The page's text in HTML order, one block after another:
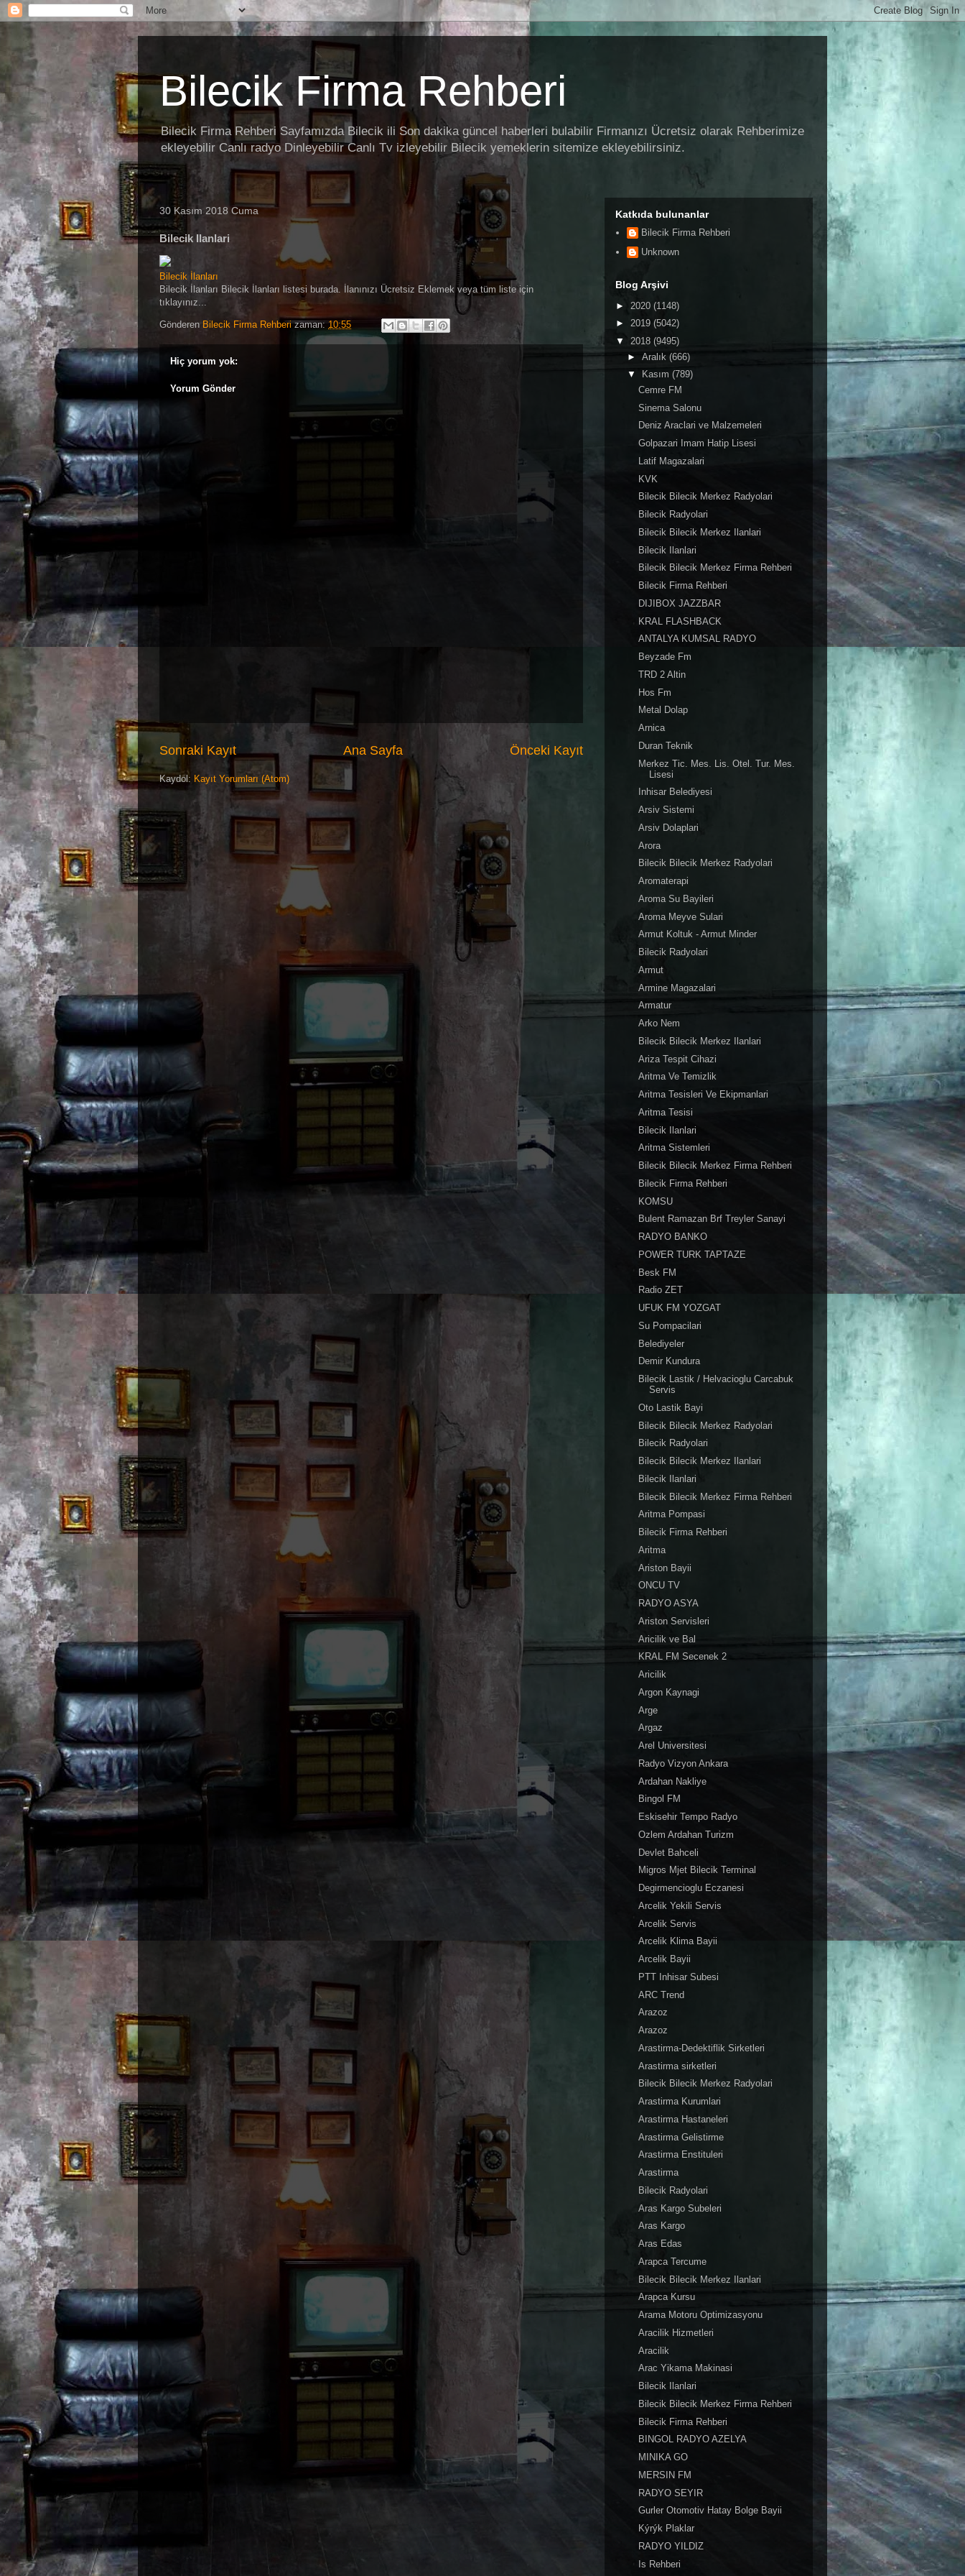
Bilecik Firma Rehberi
Bilecik Firma Rehberi Sayfamızda Bilecik ili Son dakika güncel haberleri bulabilir Firmanızı Ücretsiz olarak Rehberimize
ekleyebilir Canlı radyo Dinleyebilir Canlı Tv izleyebilir Bilecik yemeklerin sitemize ekleyebilirsiniz.
30 Kasım 2018 Cuma
Bilecik Ilanlari
Bilecik İlanları
Bilecik İlanları Bilecik İlanları listesi burada. İlanınızı Ücretsiz Eklemek veya tüm liste için
tıklayınız...
Gönderen Bilecik Firma Rehberi zaman:10:55
Hiç yorum yok:
Yorum Gönder
Sonraki Kayıt Önceki Kayıt
Ana Sayfa
Kaydol: Kayıt Yorumları (Atom)
Katkıda bulunanlar
Bilecik Firma Rehberi
Unknown
Blog Arşivi
► 2020 (1148)
► 2019 (5042)
▼ 2018 (9495)
► Aralık (666)
▼
Kasım (789)
Cemre FM
Sinema Salonu
Deniz Araclari ve Malzemeleri
Golpazari Imam Hatip Lisesi
Latif Magazalari
KVK
Bilecik Bilecik Merkez Radyolari
Bilecik Radyolari
Bilecik Bilecik Merkez Ilanlari
Bilecik Ilanlari
Bilecik Bilecik Merkez Firma Rehberi
Bilecik Firma Rehberi
DIJIBOX JAZZBAR
KRAL FLASHBACK
ANTALYA KUMSAL RADYO
Beyzade Fm
TRD 2 Altin
Hos Fm
Metal Dolap
Arnica
Duran Teknik
Merkez Tic. Mes. Lis. Otel. Tur. Mes.
Lisesi
Inhisar Belediyesi
Arsiv Sistemi
Arsiv Dolaplari
Arora
Bilecik Bilecik Merkez Radyolari
Aromaterapi
Aroma Su Bayileri
Aroma Meyve Sulari
Armut Koltuk - Armut Minder
Bilecik Radyolari
Armut
Armine Magazalari
Armatur
Arko Nem
Bilecik Bilecik Merkez Ilanlari
Ariza Tespit Cihazi
Aritma Ve Temizlik
Aritma Tesisleri Ve Ekipmanlari
Aritma Tesisi
Bilecik Ilanlari
Aritma Sistemleri
Bilecik Bilecik Merkez Firma Rehberi
Bilecik Firma Rehberi
KOMSU
Bulent Ramazan Brf Treyler Sanayi
RADYO BANKO
POWER TURK TAPTAZE
Besk FM
Radio ZET
UFUK FM YOZGAT
Su Pompacilari
Belediyeler
Demir Kundura
Bilecik Lastik / Helvacioglu Carcabuk
Servis
Oto Lastik Bayi
Bilecik Bilecik Merkez Radyolari
Bilecik Radyolari
Bilecik Bilecik Merkez Ilanlari
Bilecik Ilanlari
Bilecik Bilecik Merkez Firma Rehberi
Aritma Pompasi
Bilecik Firma Rehberi
Aritma
Ariston Bayii
ONCU TV
RADYO ASYA
Ariston Servisleri
Aricilik ve Bal
KRAL FM Secenek 2
Aricilik
Argon Kaynagi
Arge
Argaz
Arel Universitesi
Radyo Vizyon Ankara
Ardahan Nakliye
Bingol FM
Eskisehir Tempo Radyo
Ozlem Ardahan Turizm
Devlet Bahceli
Migros Mjet Bilecik Terminal
Degirmencioglu Eczanesi
Arcelik Yekili Servis
Arcelik Servis
Arcelik Klima Bayii
Arcelik Bayii
PTT Inhisar Subesi
ARC Trend
Arazoz
Arazoz
Arastirma-Dedektiflik Sirketleri
Arastirma sirketleri
Bilecik Bilecik Merkez Radyolari
Arastirma Kurumlari
Arastirma Hastaneleri
Arastirma Gelistirme
Arastirma Enstituleri
Arastirma
Bilecik Radyolari
Aras Kargo Subeleri
Aras Kargo
Aras Edas
Arapca Tercume
Bilecik Bilecik Merkez Ilanlari
Arapca Kursu
Arama Motoru Optimizasyonu
Aracilik Hizmetleri
Aracilik
Arac Yikama Makinasi
Bilecik Ilanlari
Bilecik Bilecik Merkez Firma Rehberi
Bilecik Firma Rehberi
BINGOL RADYO AZELYA
MINIKA GO
MERSIN FM
RADYO SEYIR
Gurler Otomotiv Hatay Bolge Bayii
Kýrýk Plaklar
RADYO YILDIZ
Is Rehberi